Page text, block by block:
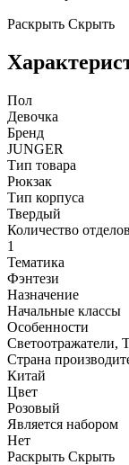
Раскрыть Скрыть
Пол
Девочка
Бренд
JUNGER
Тип товара
Рюкзак
Тип корпуса
Твердый
Количество отделов
1
Тематика
Фэнтези
Назначение
Начальные классы
Особенности
Светоотражатели,
Страна
Китай
Цвет
Розовый
Является набором
Нет
Раскрыть Скрыть